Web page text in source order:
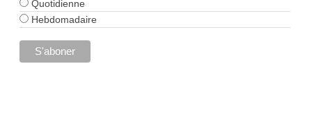
Quotidienne
Hebdomadaire